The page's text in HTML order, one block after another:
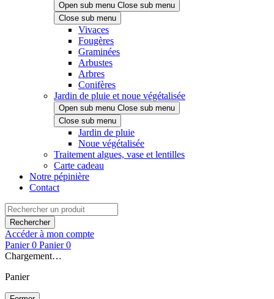
Open sub menu Close sub menu
Close sub menu
Vivaces
Fougères
Graminées
Arbustes
Arbres
Conifères
Jardin de pluie et noue végétalisée
Open sub menu Close sub menu
Close sub menu
Jardin de pluie
Noue végétalisée
Traitement algues, vase et lentilles
Carte cadeau
Notre pépinière
Contact
Rechercher
Accéder à mon compte
Panier 0 Panier 0
Chargement…
Panier